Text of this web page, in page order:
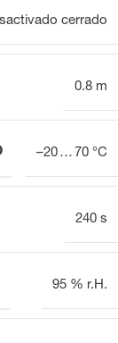
cerrado
0.8 m
–20 … 70 °C
240 s
95 % r.H.